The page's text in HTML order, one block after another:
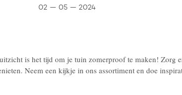
02 — 05 — 2024
is het tijd om je tuin zomerproof te maken! Zorg
Neem een kijkje in ons assortiment en doe